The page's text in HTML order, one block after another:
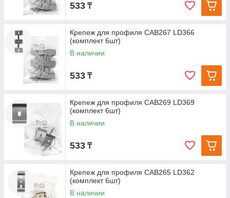
533 ₸
Крепеж для профиля САВ267 LD366
(комплект 6шт)
В наличии
533 ₸
Крепеж для профиля САВ269 LD369
(комплект 6шт)
В наличии
533 ₸
Крепеж для профиля САВ265 LD362
(комплект 6шт)
В наличии